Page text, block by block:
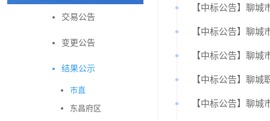
交易公告
变更公告
结果公示
市直
东昌府区
【中标公告】聊
【中标公告】聊城
【中标公告】聊城
【中标公告】聊
【中标公告】聊